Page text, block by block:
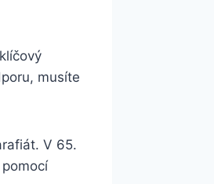
musíte
V 65.